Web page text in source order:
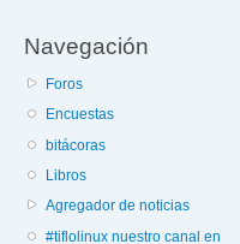
Navegación
Foros
Encuestas
bitácoras
Libros
Agregador de noticias
#tiflolinux nuestro canal en